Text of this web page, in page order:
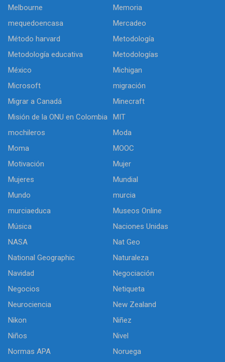
Melbourne
Memoria
mequedoencasa
Mercadeo
Método harvard
Metodología
Metodología educativa
Metodologías
México
Michigan
Microsoft
migración
Migrar a Canadá
Minecraft
Misión de la ONU en Colombia
MIT
mochileros
Moda
Moma
MOOC
Motivación
Mujer
Mujeres
Mundial
Mundo
murcia
murciaeduca
Museos Online
Música
Naciones Unidas
NASA
Nat Geo
National Geographic
Naturaleza
Navidad
Negociación
Negocios
Netiqueta
Neurociencia
New Zealand
Nikon
Niñez
Niños
Nivel
Normas APA
Noruega